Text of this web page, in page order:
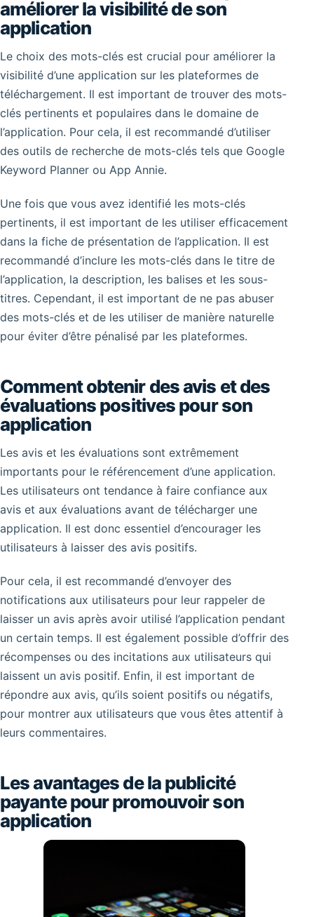
améliorer la visibilité de son
application
Le choix des mots-clés est crucial pour améliorer la
visibilité d’une application sur les plateformes de
téléchargement. Il est important de trouver des mots-
clés pertinents et populaires dans le domaine de
l’application. Pour cela, il est recommandé d’utiliser
des outils de recherche de mots-clés tels que Google
Keyword Planner ou App Annie.
Une fois que vous avez identifié les mots-clés
pertinents, il est important de les utiliser efficacement
dans la fiche de présentation de l’application. Il est
recommandé d’inclure les mots-clés dans le titre de
l’application, la description, les balises et les sous-
titres. Cependant, il est important de ne pas abuser
des mots-clés et de les utiliser de manière naturelle
pour éviter d’être pénalisé par les plateformes.
Comment obtenir des avis et des
évaluations positives pour son
application
Les avis et les évaluations sont extrêmement
importants pour le référencement d’une application.
Les utilisateurs ont tendance à faire confiance aux
avis et aux évaluations avant de télécharger une
application. Il est donc essentiel d’encourager les
utilisateurs à laisser des avis positifs.
Pour cela, il est recommandé d’envoyer des
notifications aux utilisateurs pour leur rappeler de
laisser un avis après avoir utilisé l’application pendant
un certain temps. Il est également possible d’offrir des
récompenses ou des incitations aux utilisateurs qui
laissent un avis positif. Enfin, il est important de
répondre aux avis, qu’ils soient positifs ou négatifs,
pour montrer aux utilisateurs que vous êtes attentif à
leurs commentaires.
Les avantages de la publicité
payante pour promouvoir son
application